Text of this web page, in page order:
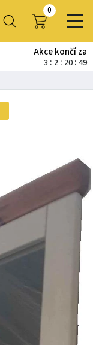
0
Akce končí za
3 2 20 49